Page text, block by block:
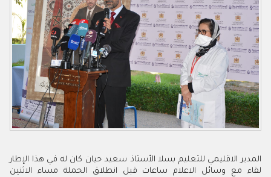
المدير الاقليمي للتعليم بسلا الأستاذ سعيد حيان كان له في هذا الإطار
لقاء مع وسائل الاعلام ساعات قبل انطلاق الحملة مساء الاثنين